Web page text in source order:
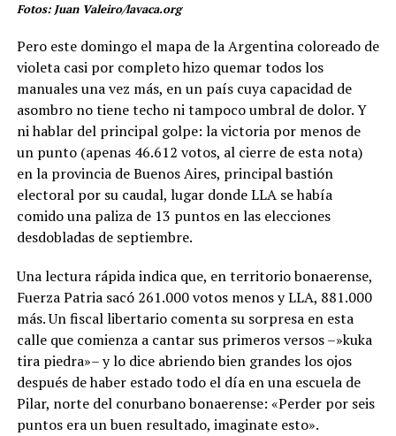
Fotos: Juan Valeiro/lavaca.org
Pero este domingo el mapa de la Argentina coloreado de
violeta casi por completo hizo quemar todos los
manuales una vez más, en un país cuya capacidad de
asombro no tiene techo ni tampoco umbral de dolor. Y
ni hablar del principal golpe: la victoria por menos de
un punto (apenas 46.612 votos, al cierre de esta nota)
en la provincia de Buenos Aires, principal bastión
electoral por su caudal, lugar donde LLA se había
comido una paliza de 13 puntos en las elecciones
desdobladas de septiembre.
Una lectura rápida indica que, en territorio bonaerense,
Fuerza Patria sacó 261.000 votos menos y LLA, 881.000
más. Un fiscal libertario comenta su sorpresa en esta
calle que comienza a cantar sus primeros versos –»kuka
tira piedra»– y lo dice abriendo bien grandes los ojos
después de haber estado todo el día en una escuela de
Pilar, norte del conurbano bonaerense: «Perder por seis
puntos era un buen resultado, imaginate esto».